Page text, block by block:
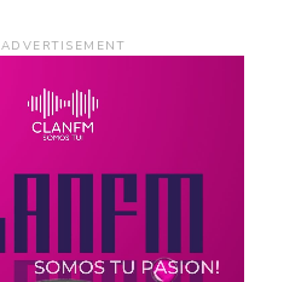
ADVERTISEMENT